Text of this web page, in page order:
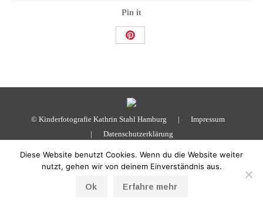
Pin it
Share
© Kinderfotografie Kathrin Stahl Hamburg | Impressum
| Datenschutzerklärung
Diese Website benutzt Cookies. Wenn du die Website weiter
nutzt, gehen wir von deinem Einverständnis aus.
Ok Erfahre mehr